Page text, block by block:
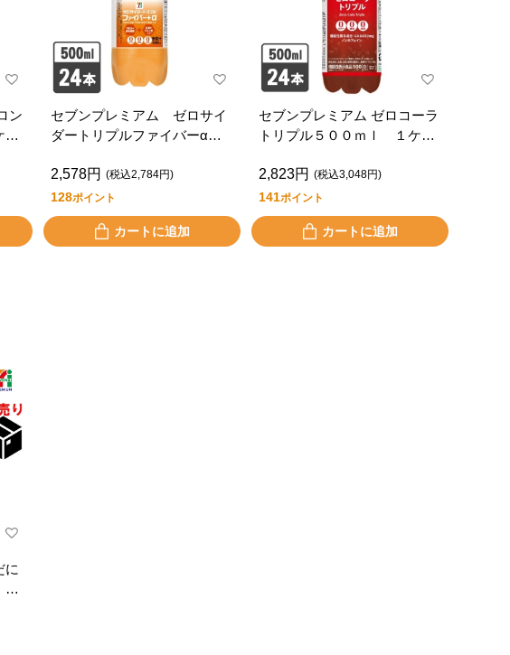
ン
ー
セブンプレミアム ゼロサイ
ダートリプルファイバーα
入
2,578円 (税込2,784円)
128ポイント
カートに追加
セブンプレミアム ゼロコーラ
トリプル５００ｍｌ １ケー
2,823円 (税込3,048円)
141ポイント
カートに追加
に
１